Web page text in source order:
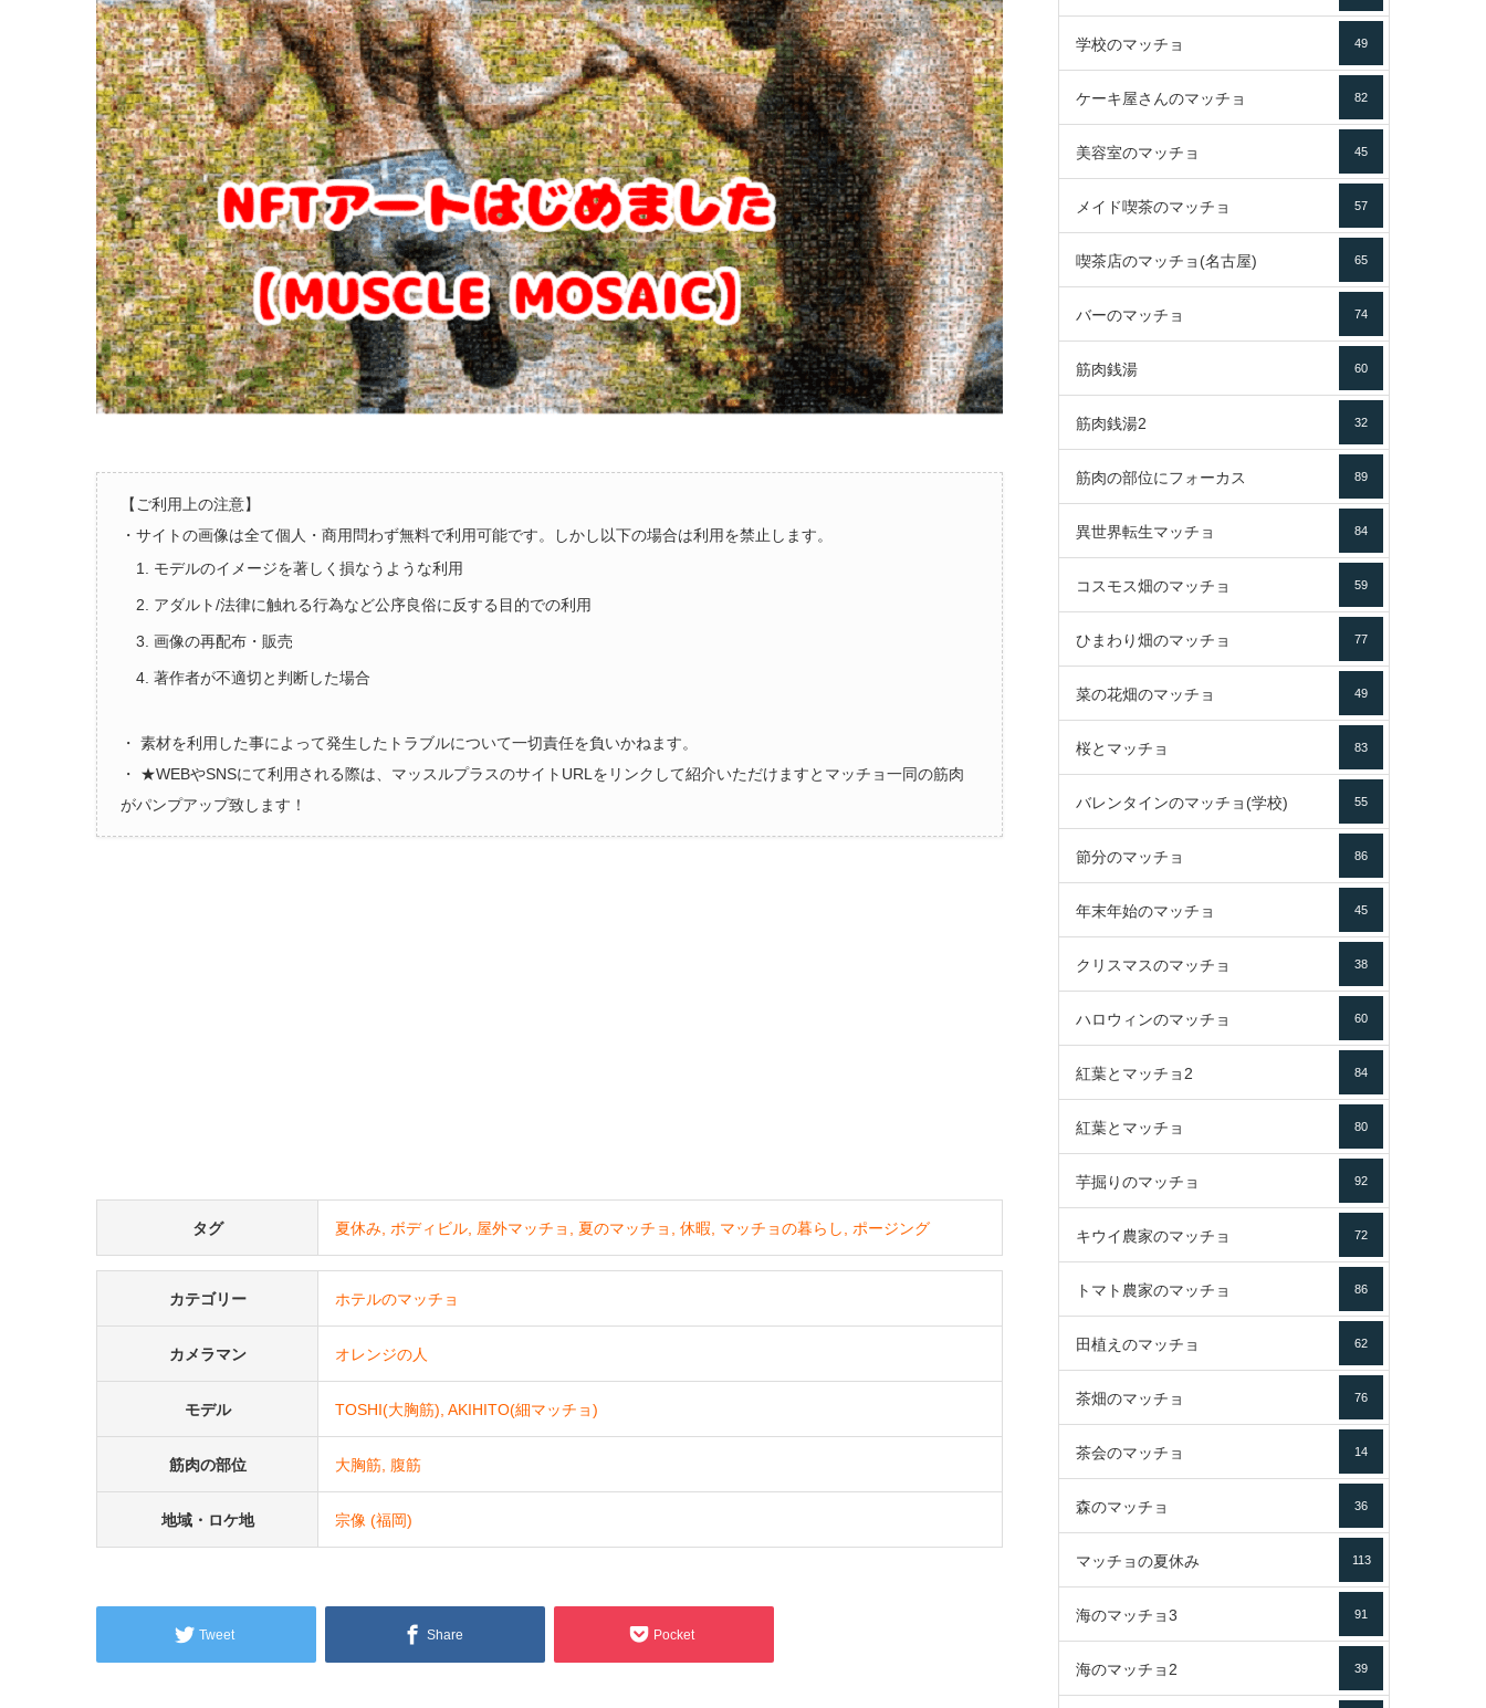
【ご利用上の注意】
・サイトの画像は全て個人・商用問わず無料で利用可能です。しかし以下の場合は利用を禁止します。
1. モデルのイメージを著しく損なうような利用
2. アダルト/法律に触れる行為など公序良俗に反する目的での利用
3. 画像の再配布・販売
4. 著作者が不適切と判断した場合
・ 素材を利用した事によって発生したトラブルについて一切責任を負いかねます。
・ ★WEBやSNSにて利用される際は、マッスルプラスのサイトURLをリンクして紹介いただけますとマッチョ一同の筋肉
がパンプアップ致します！
タグ 夏休み ボディビル 屋外マッチョ 夏のマッチョ 休暇 マッチョの暮らし ポージング
カテゴリー ホテルのマッチョ
カメラマン オレンジの人
モデル TOSHI(大胸筋) AKIHITO(細マッチョ)
筋肉の部位 大胸筋 腹筋
地域・ロケ地 宗像 (福岡)
Tweet Share Pocket
学校のマッチョ 49
ケーキ屋さんのマッチョ 82
美容室のマッチョ 45
メイド喫茶のマッチョ 57
喫茶店のマッチョ(名古屋) 65
バーのマッチョ 74
筋肉銭湯 60
筋肉銭湯2 32
筋肉の部位にフォーカス 89
異世界転生マッチョ 84
コスモス畑のマッチョ 59
ひまわり畑のマッチョ 77
菜の花畑のマッチョ 49
桜とマッチョ 83
バレンタインのマッチョ(学校) 55
節分のマッチョ 86
年末年始のマッチョ 45
クリスマスのマッチョ 38
ハロウィンのマッチョ 60
紅葉とマッチョ2 84
紅葉とマッチョ 80
芋掘りのマッチョ 92
キウイ農家のマッチョ 72
トマト農家のマッチョ 86
田植えのマッチョ 62
茶畑のマッチョ 76
茶会のマッチョ 14
森のマッチョ 36
マッチョの夏休み 113
海のマッチョ3 91
海のマッチョ2 39